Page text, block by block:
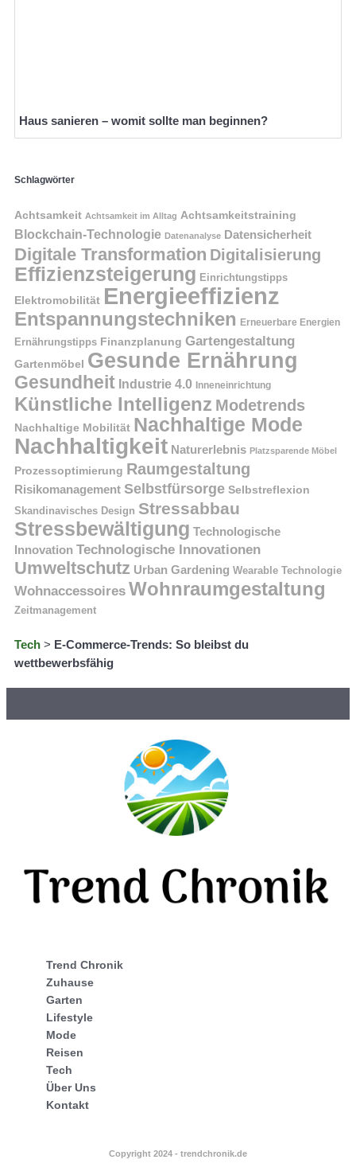
Haus sanieren – womit sollte man beginnen?
Schlagwörter
Achtsamkeit Achtsamkeit im Alltag Achtsamkeitstraining
Blockchain-Technologie Datenanalyse Datensicherheit
Digitale Transformation Digitalisierung
Effizienzsteigerung Einrichtungstipps
Elektromobilität Energieeffizienz
Entspannungstechniken Erneuerbare Energien
Ernährungstipps Finanzplanung Gartengestaltung
Gartenmöbel Gesunde Ernährung
Gesundheit Industrie 4.0 Inneneinrichtung
Künstliche Intelligenz Modetrends
Nachhaltige Mobilität Nachhaltige Mode
Nachhaltigkeit Naturerlebnis Platzsparende Möbel
Prozessoptimierung Raumgestaltung
Risikomanagement Selbstfürsorge Selbstreflexion
Skandinavisches Design Stressabbau
Stressbewältigung Technologische
Innovation Technologische Innovationen
Umweltschutz Urban Gardening Wearable Technologie
Wohnaccessoires Wohnraumgestaltung
Zeitmanagement
Tech > E-Commerce-Trends: So bleibst du
wettbewerbsfähig
Trend Chronik
Zuhause
Garten
Lifestyle
Mode
Reisen
Tech
Über Uns
Kontakt
Copyright 2024 - trendchronik.de